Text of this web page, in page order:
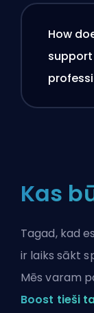
How
Kas
Tagad, kad
ir laiks sākt
Mēs varam
Boost tieši